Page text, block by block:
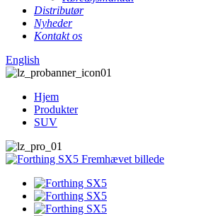
Distributør
Nyheder
Kontakt os
English
Hjem
Produkter
SUV